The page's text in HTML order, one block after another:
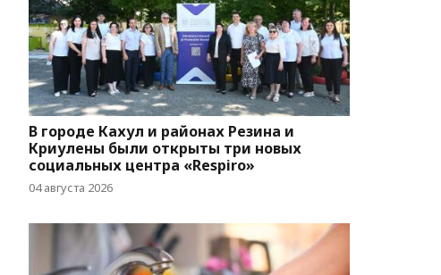
В городе Кахул и районах Резина и
Криулены были открыты три новых
социальных центра «Respiro»
04 августа 2026